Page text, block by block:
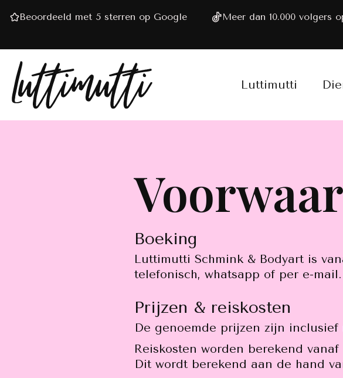
Beoordeeld met 5 sterren op Google Meer dan 10.000 volgers
Luttimutti
Boeking
Luttimutti Schmink & Bodyart is
telefonisch, whatsapp of per e-
Prijzen & reiskosten
De genoemde prijzen zijn inclusief
Reiskosten worden berekend
Dit wordt berekend aan de hand